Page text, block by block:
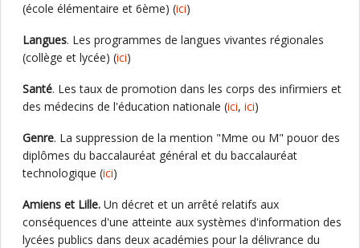
(école élémentaire et 6ème) (ici)
Langues. Les programmes de langues vivantes régionales
(collège et lycée) (ici)
Santé. Les taux de promotion dans les corps des infirmiers et
des médecins de l'éducation nationale (ici, ici)
Genre. La suppression de la mention "Mme ou M" pouor des
diplômes du baccalauréat général et du baccalauréat
technologique (ici)
Amiens et Lille. Un décret et un arrêté relatifs aux
conséquences d'une atteinte aux systèmes d'information des
lycées publics dans deux académies pour la délivrance du